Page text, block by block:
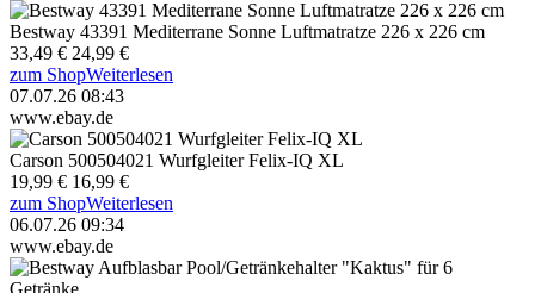
Bestway 43391 Mediterrane Sonne Luftmatratze 226 x 226 cm
33,49 € 24,99 €
zum ShopWeiterlesen
07.07.26 08:43
www.ebay.de
Carson 500504021 Wurfgleiter Felix-IQ XL
19,99 € 16,99 €
zum ShopWeiterlesen
06.07.26 09:34
www.ebay.de